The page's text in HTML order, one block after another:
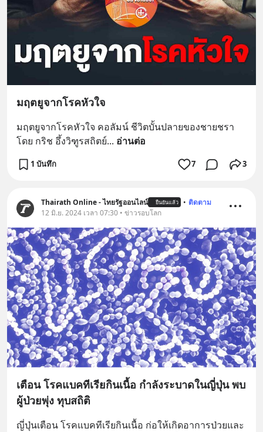
มฤตยูจากโรคหัวใจ
มฤตยูจากโรคหัวใจ คอลัมน์ ชีวิตบั้นปลายของชายชรา
โดย กริช อึ้งวิฑูรสถิตย์... อ่านต่อ
1 บันทึก 7 3
Thairath Online - ไทยรัฐออนไลน์ ยืนยันแล้ว • ติดตาม
12 มิ.ย. 2024 เวลา 07:30 • ข่าวรอบโลก
เตือน โรคแบคทีเรียกินเนื้อ กำลังระบาดในญี่ปุ่น พบ
ผู้ป่วยพุ่ง ทุบสถิติ
ญี่ปุ่นเตือน โรคแบคทีเรียกินเนื้อ ก่อให้เกิดอาการป่วยและ